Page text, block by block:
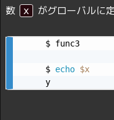
数
x がグローバルに
$ func3
$ echo $x
y